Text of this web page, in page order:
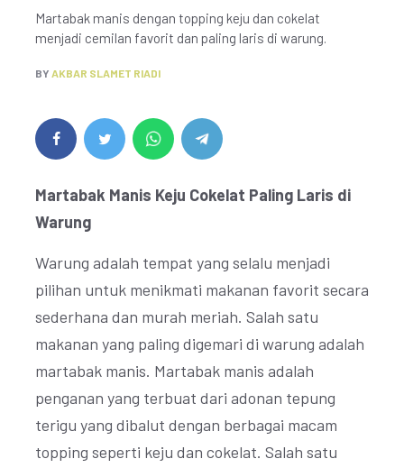
Martabak manis dengan topping keju dan cokelat
menjadi cemilan favorit dan paling laris di warung.
BY AKBAR SLAMET RIADI
Martabak Manis Keju Cokelat Paling Laris di
Warung
Warung adalah tempat yang selalu menjadi
pilihan untuk menikmati makanan favorit secara
sederhana dan murah meriah. Salah satu
makanan yang paling digemari di warung adalah
martabak manis. Martabak manis adalah
penganan yang terbuat dari adonan tepung
terigu yang dibalut dengan berbagai macam
topping seperti keju dan cokelat. Salah satu